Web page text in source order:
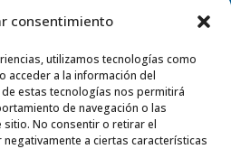
consentimiento
utilizamos tecnologías como
acceder a la información del
estas tecnologías nos permitirá
de navegación o las
sitio. No consentir o retirar el
a ciertas características